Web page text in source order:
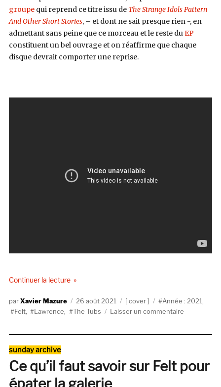
groupequi reprend ce titre issu de The Strange Idols Pattern
And Other Short Stories, – et dont ne sait presque rien -, en
admettant sans peine que ce morceau et le reste duEP
constituent un bel ouvrage et on réaffirme que chaque
disque devrait comporter une reprise.
Continuer la lecturede « The Tubs reprend « Crystal Ball » de Felt »
AuteurXavier Mazure
Publié
le
26 août 2021 Catégories
cover Étiquettes
Année : 2021
Felt
Lawrence The Tubs Laisser un commentairesur
Ball »
de
Catégories
sunday archive
Ce qu’il faut savoir sur Felt pour
épater la galerie